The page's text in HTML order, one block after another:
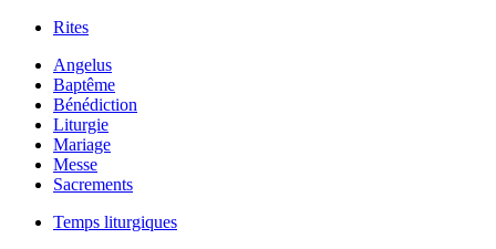
Rites
Angelus
Baptême
Bénédiction
Liturgie
Mariage
Messe
Sacrements
Temps liturgiques